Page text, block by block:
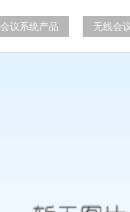
议系统产品 无线会